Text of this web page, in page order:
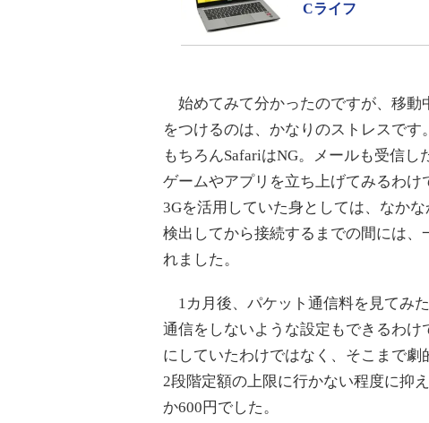
Cライフ
始めてみて分かったのですが、移動
をつけるのは、かなりのストレスです
もちろんSafariはNG。メールも受信
ゲームやアプリを立ち上げてみるわけ
3Gを活用していた身としては、なか
検出してから接続するまでの間には
れました。
1カ月後、パケット通信料を見てみ
通信をしないような設定もできるわ
にしていたわけではなく、そこまで
2段階定額の上限に行かない程度に抑
か600円でした。